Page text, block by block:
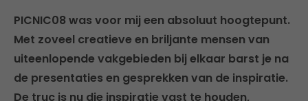
PICNIC08 was voor mij een absoluut hoogtepunt.
Met zoveel creatieve en briljante mensen van
uiteenlopende vakgebieden bij elkaar barst je na
de presentaties en gesprekken van de inspiratie.
De truc is nu die inspiratie vast te houden,